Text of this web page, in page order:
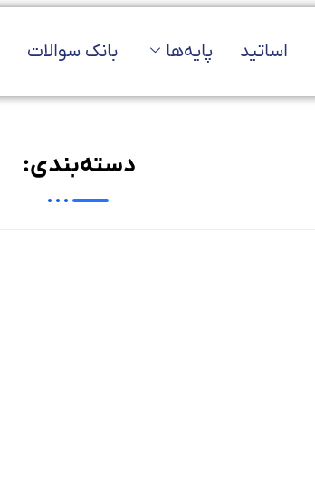
اساتید پایه‌ها بانک سوالات
دسته‌بندی: